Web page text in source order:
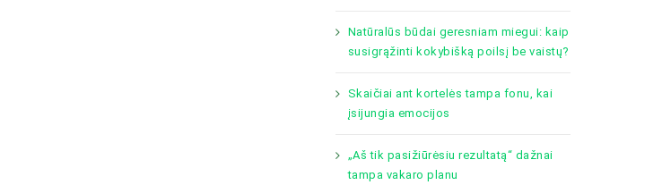
Natūralūs būdai geresniam miegui: kaip
susigrąžinti kokybišką poilsį be vaistų?
Skaičiai ant kortelės tampa fonu, kai
įsijungia emocijos
„Aš tik pasižiūrėsiu rezultatą“ dažnai
tampa vakaro planu